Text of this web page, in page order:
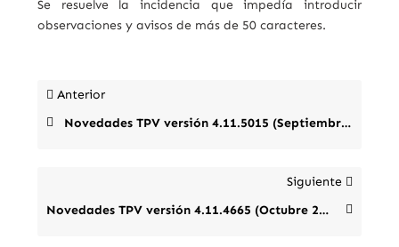
Se resuelve la incidencia que impedía introducir
observaciones y avisos de más de 50 caracteres.
Anterior
Novedades TPV versión 4.11.5015 (Septiembre 2013)
Siguiente
Novedades TPV versión 4.11.4665 (Octubre 2012)